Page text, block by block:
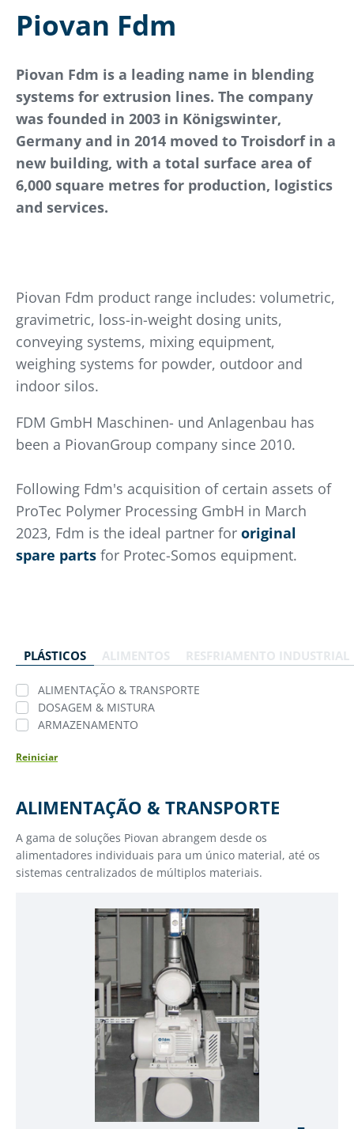
Piovan Fdm
Piovan Fdm is a leading name in blending
systems for extrusion lines. The company
was founded in 2003 in Königswinter,
Germany and in 2014 moved to Troisdorf in a
new building, with a total surface area of
6,000 square metres for production, logistics
and services.
Piovan Fdm product range includes: volumetric,
gravimetric, loss-in-weight dosing units,
conveying systems, mixing equipment,
weighing systems for powder, outdoor and
indoor silos.
FDM GmbH Maschinen- und Anlagenbau has
been a PiovanGroup company since 2010.
Following Fdm's acquisition of certain assets of
ProTec Polymer Processing GmbH in March
2023, Fdm is the ideal partner for original
spare parts for Protec-Somos equipment.
PLÁSTICOS ALIMENTOS RESFRIAMENTO INDUSTRIAL
ALIMENTAÇÃO & TRANSPORTE
DOSAGEM & MISTURA
ARMAZENAMENTO
Reiniciar
ALIMENTAÇÃO & TRANSPORTE
A gama de soluções Piovan abrangem desde os
alimentadores individuais para um único material, até os
sistemas centralizados de múltiplos materiais.